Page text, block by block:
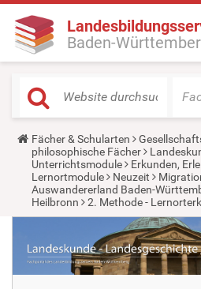
Baden-
Y
o
u
a
r
e
h
e
:
Fächer & Schularten
philosophische Fächer
Unterrichtsmodule
Erkunden,
Lernortmodule
Neuzeit
Auswandererland Baden-
Heilbronn
2. Methode -